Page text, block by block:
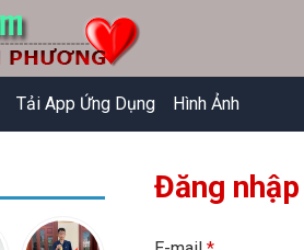
Tải App Ứng Dụng Hình Ảnh
Đăng nhập